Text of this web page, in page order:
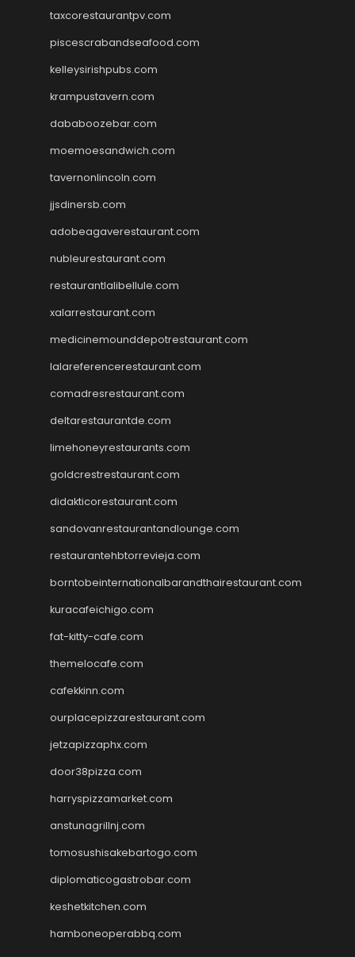
taxcorestaurantpv.com
piscescrabandseafood.com
kelleysirishpubs.com
krampustavern.com
dababoozebar.com
moemoesandwich.com
tavernonlincoln.com
jjsdinersb.com
adobeagaverestaurant.com
nubleurestaurant.com
restaurantlalibellule.com
xalarrestaurant.com
medicinemounddepotrestaurant.com
lalareferencerestaurant.com
comadresrestaurant.com
deltarestaurantde.com
limehoneyrestaurants.com
goldcrestrestaurant.com
didakticorestaurant.com
sandovanrestaurantandlounge.com
restaurantehbtorrevieja.com
borntobeinternationalbarandthairestaurant.com
kuracafeichigo.com
fat-kitty-cafe.com
themelocafe.com
cafekkinn.com
ourplacepizzarestaurant.com
jetzapizzaphx.com
door38pizza.com
harryspizzamarket.com
anstunagrillnj.com
tomosushisakebartogo.com
diplomaticogastrobar.com
keshetkitchen.com
hamboneoperabbq.com